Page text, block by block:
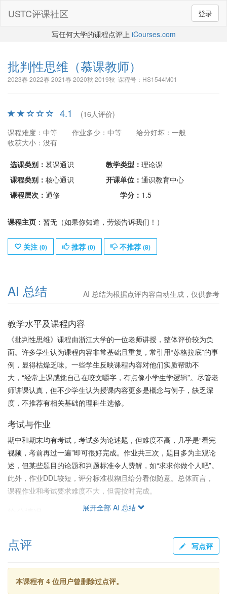
登录
USTC评课社区
写任何大学的课程点评上 iCourses.com
批判性思维 （慕课教师）
2023春 2022春 2021春 2020秋 2019秋 课程号：HS1544M01
4.1
(16人评价)
课程难度：中等
作业多少：中等
给分好坏：一般
收获大小：没有
选课类别： 慕课通识 教学类型： 理论课
课程类别： 核心通识 开课单位： 通识教育中心
课程层次： 通修 学分： 1.5
课程主页 ：暂无（如果你知道，劳烦告诉我们！）
关注 (0) 推荐 (0) 不推荐 (8)
AI 总结 AI 总结为根据点评内容自动生成，仅供参考
教学水平及课程内容
《批判性思维》课程由浙江大学的一位老师讲授，整体评价较为负
面。许多学生认为课程内容非常基础且重复，常引用“苏格拉底”的事
例，显得枯燥乏味。一些学生反映课程内容对他们实质帮助不
大，“经常上课感觉自己在咬文嚼字，有点像小学生学逻辑”。尽管老
师讲课认真，但不少学生认为授课内容更多是概念与例子，缺乏深
度，不推荐有相关基础的理科生选修。
考试与作业
期中和期末均有考试，考试多为论述题，但难度不高，几乎是“看完
视频，考前再过一遍”即可很好完成。作业共三次，题目多为主观论
述，但某些题目的论题和判题标准令人费解，如“求求你做个人吧”。
此外，作业DDL较短，评分标准模糊且给分看似随意。总体而言，
课程作业和考试要求难度不大，但需按时完成。
得满意成绩。尽管有学生在之前学期不及格，但主要原因可能与网
课未完成和线下课未出席有关。
展开全部 AI 总结
点评 写点评
本课程有 4 位用户曾删除过点评。